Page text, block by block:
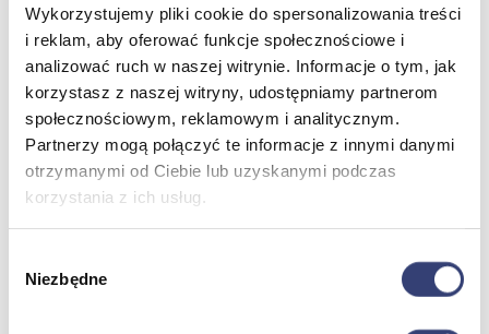
Wykorzystujemy pliki cookie do spersonalizowania treści
i reklam, aby oferować funkcje społecznościowe i
analizować ruch w naszej witrynie. Informacje o tym, jak
korzystasz z naszej witryny, udostępniamy partnerom
społecznościowym, reklamowym i analitycznym.
Partnerzy mogą połączyć te informacje z innymi danymi
otrzymanymi od Ciebie lub uzyskanymi podczas
korzystania z ich usług.
zgody
Niezbędne
Kozetki
Pielęgnacja mebli
Taborety i krzesła
Stoły
Parawany
Fotele
Zobacz wszystko
Spa & Wellness
Fotele do masażu